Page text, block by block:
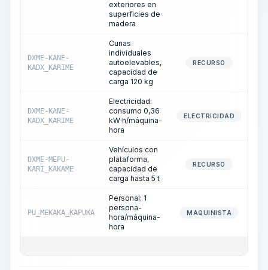
exteriores en
superficies de
madera
DXME-KANE-
KADX_KARIME
Cunas
individuales
autoelevables,
capacidad de
carga 120 kg
RECURSO
DXME-KANE-
KADX_KARIME
Electricidad:
consumo 0,36
kW·h/máquina-
hora
ELECTRICIDAD
DXME-MEPU-
KARI_KAKAME
Vehículos con
plataforma,
capacidad de
carga hasta 5 t
RECURSO
PU_MEKAKA_KAPUKA
Personal: 1
persona-
hora/máquina-
hora
MAQUINISTA